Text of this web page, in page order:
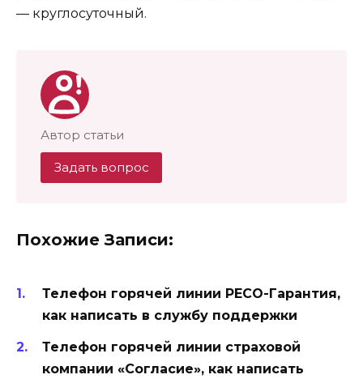
— круглосуточный.
Автор статьи
Задать вопрос
Похожие Записи:
Телефон горячей линии РЕСО-Гарантия,
как написать в службу поддержки
Телефон горячей линии страховой
компании «Согласие», как написать